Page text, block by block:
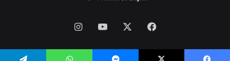
فيسبوك ‫YouTube